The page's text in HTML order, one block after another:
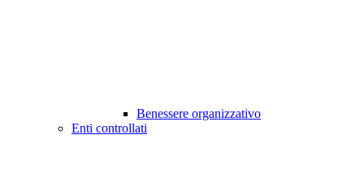
Benessere organizzativo
Enti controllati